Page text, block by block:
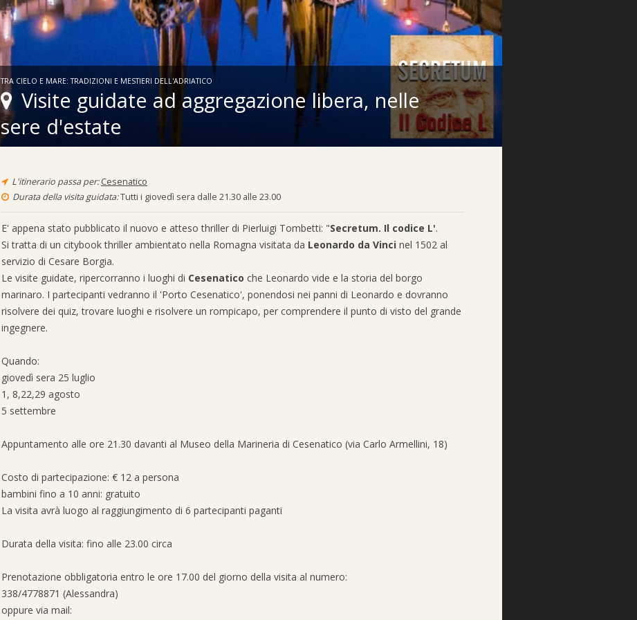
TRA CIELO E MARE: TRADIZIONI E MESTIERI DELL'ADRIATICO
Visite guidate ad aggregazione libera, nelle
sere d'estate
L'itinerario passa per:Cesenatico
Durata della visita guidata:Tutti i giovedì sera dalle 21.30 alle 23.00
E' appena stato pubblicato il nuovo e atteso thriller di Pierluigi Tombetti: "Secretum. Il codice L'.
Si tratta di un citybook thriller ambientato nella Romagna visitata da Leonardo da Vinci nel 1502 al
servizio di Cesare Borgia.
Le visite guidate, ripercorranno i luoghi di Cesenatico che Leonardo vide e la storia del borgo
marinaro. I partecipanti vedranno il 'Porto Cesenatico', ponendosi nei panni di Leonardo e dovranno
risolvere dei quiz, trovare luoghi e risolvere un rompicapo, per comprendere il punto di visto del grande
ingegnere.
Quando:
giovedì sera 25 luglio
1, 8,22,29 agosto
5 settembre
Appuntamento alle ore 21.30 davanti al Museo della Marineria di Cesenatico (via Carlo Armellini, 18)
Costo di partecipazione: € 12 a persona
bambini fino a 10 anni: gratuito
La visita avrà luogo al raggiungimento di 6 partecipanti paganti
Durata della visita: fino alle 23.00 circa
Prenotazione obbligatoria entro le ore 17.00 del giorno della visita al numero:
338/4778871 (Alessandra)
oppure via mail: